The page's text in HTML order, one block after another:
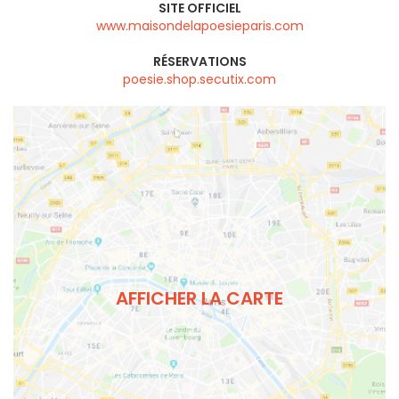
SITE OFFICIEL
www.maisondelapoesieparis.com
RÉSERVATIONS
poesie.shop.secutix.com
AFFICHER LA CARTE